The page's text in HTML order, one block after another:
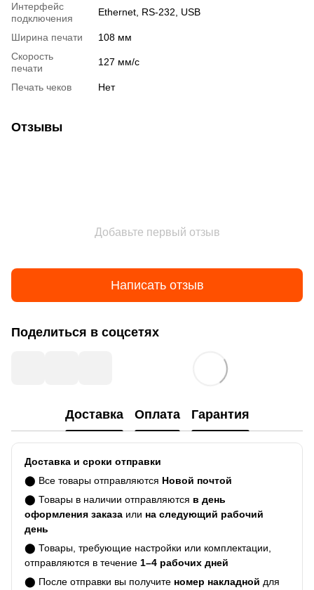
Интерфейс
подключения
Ethernet, RS-232, USB
Ширина печати
108 мм
Скорость
печати
127 мм/с
Печать чеков Нет
Отзывы
Добавьте первый отзыв
Написать отзыв
Поделиться в соцсетях
Доставка Оплата Гарантия
Доставка и сроки отправки
⬤ Все товары отправляются Новой почтой
⬤ Товары в наличии отправляются в день
оформления заказа или на следующий рабочий
день
⬤ Товары, требующие настройки или комплектации,
отправляются в течение 1–4 рабочих дней
⬤ После отправки вы получите номер накладной для